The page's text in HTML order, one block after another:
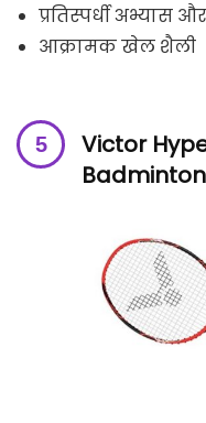
प्रतिस्पर्धी अभ्यास
आक्रामक खेल शैली
Victor
Badminton